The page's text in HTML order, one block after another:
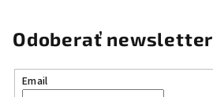
Odoberať newsletter
Email